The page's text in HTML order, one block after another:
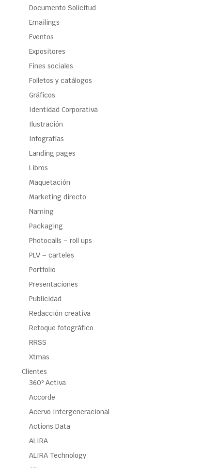
Documento Solicitud
Emailings
Eventos
Expositores
Fines sociales
Folletos y catálogos
Gráficos
Identidad Corporativa
Ilustración
Infografías
Landing pages
Libros
Maquetación
Marketing directo
Naming
Packaging
Photocalls – roll ups
PLV – carteles
Portfolio
Presentaciones
Publicidad
Redacción creativa
Retoque fotográfico
RRSS
Xtmas
Clientes
360º Activa
Accorde
Acervo Intergeneracional
Actions Data
ALIRA
ALIRA Technology